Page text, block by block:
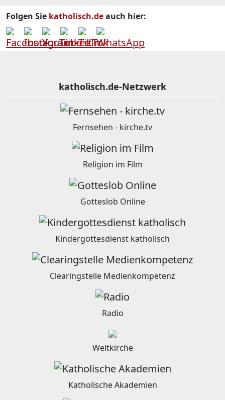
Folgen Sie katholisch.deauch hier:
katholisch.de-Netzwerk
Fernsehen - kirche.tv
Religion im Film
Gotteslob Online
Kindergottesdienst katholisch
Clearingstelle Medienkompetenz
Radio
Weltkirche
Katholische Akademien